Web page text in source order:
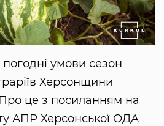
умови сезон
Херсонщини
це з посиланням на
АПР Херсонської ОДА